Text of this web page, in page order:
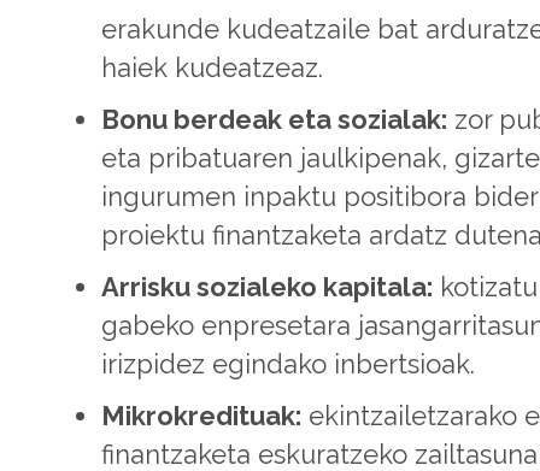
erakunde kudeatzaile bat
haiek kudeatzeaz.
Bonu berdeak eta sozialak: zor
eta pribatuaren jaulkipenak,
ingurumen inpaktu positibora
proiektu finantzaketa ardatz
Arrisku sozialeko kapitala: kotizatu
gabeko enpresetara
irizpidez egindako inbertsioak.
Mikrokredituak: ekintzailetzarako
finantzaketa eskuratzeko